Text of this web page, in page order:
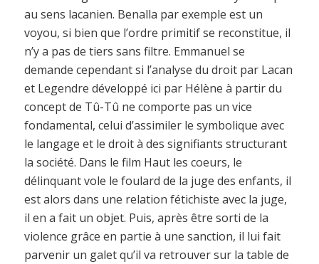
au sens lacanien. Benalla par exemple est un
voyou, si bien que l’ordre primitif se reconstitue, il
n’y a pas de tiers sans filtre. Emmanuel se
demande cependant si l’analyse du droit par Lacan
et Legendre développé ici par Hélène à partir du
concept de Tû-Tû ne comporte pas un vice
fondamental, celui d’assimiler le symbolique avec
le langage et le droit à des signifiants structurant
la société. Dans le film Haut les coeurs, le
délinquant vole le foulard de la juge des enfants, il
est alors dans une relation fétichiste avec la juge,
il en a fait un objet. Puis, après être sorti de la
violence grâce en partie à une sanction, il lui fait
parvenir un galet qu’il va retrouver sur la table de